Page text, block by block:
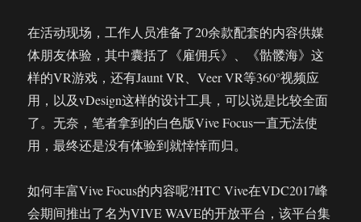
在活动现场，工作人员准备了20余款配套的内容供媒
体朋友体验，其中囊括了《雇佣兵》、《骷髅海》这
样的VR游戏，还有Jaunt VR、Veer VR等360°视频应
用，以及vDesign这样的设计工具，可以说是比较全面
了。无奈，笔者拿到的白色版Vive Focus一直无法使
用，最终还是没有体验到就悻悻而归。
如何丰富Vive Focus的内容呢?HTC Vive在VDC2017峰
会期间推出了名为VIVE WAVE的开放平台，该平台集